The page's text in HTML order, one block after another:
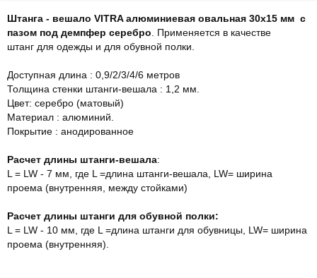
Штанга - вешало VITRA алюминиевая овальная 30х15 мм с
пазом под демпфер серебро
Применяется в качестве
штанг для одежды и для обувной полки.
Доступная длина : 0,9/2/3/4/6 метров
Толщина стенки штанги-вешала : 1,2 мм.
Цвет: серебро (матовый)
Материал : алюминий.
Покрытие : анодированное
Расчет длины штанги-вешала:
L = LW - 7 мм, где L =длина штанги-вешала, LW= ширина
проема (внутренняя, между стойками)
Расчет длины штанги для обувной полки:
L = LW - 10 мм, где L =длина штанги для обувницы, LW= ширина
проема (внутренняя).